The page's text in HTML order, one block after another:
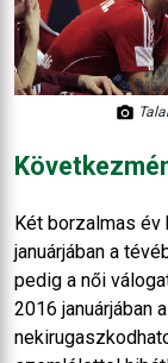
Két borzalmas
januárjában a
pedig a női
2016 januárjában